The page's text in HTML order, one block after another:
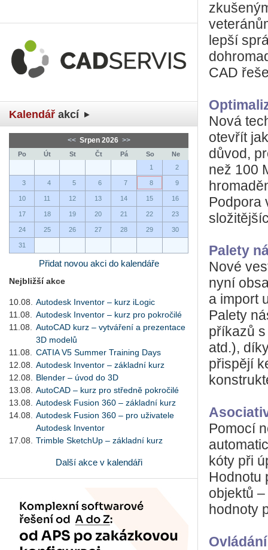
Kalendář akcí
<< Srpen 2026 >>
Po Út St Čt Pá So
Ne
1
2
3 4 5 6 7 8 9
10 11 12 13 14 15 16
17 18 19 20 21 22 23
24 25 26 27 28 29 30
31
Přidat novou akci do kalendáře
Nejbližší akce
10.08.
Autodesk Inventor – kurz iLogic
11.08.
Autodesk Inventor – kurz pro pokročilé
11.08.
AutoCAD kurz – vytváření a prezentace
3D modelů
11.08.
CATIA V5 Summer Training Days
12.08.
Autodesk Inventor – základní kurz
12.08.
Blender – úvod do 3D
13.08.
AutoCAD – kurz pro středně pokročilé
13.08.
Autodesk Fusion 360 – základní kurz
14.08.
Autodesk Fusion 360 – pro uživatele
Autodesk Inventor
17.08.
Trimble SketchUp – základní kurz
Další akce v kalendáři
lepší
CAD
Nová
otevřít
důvod,
než 100
Podpora
Palety
Nové
nyní
a import
Palety
příkazů
atd.),
přispějí
Pomocí
kóty při
Hodnotu
objektů
hodnoty